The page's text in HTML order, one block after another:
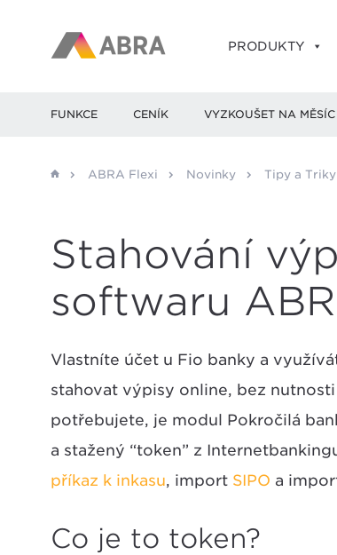
PRODUKTY
FUNKCE CENÍK VYZKOUŠET NA MĚSÍC
ABRA Flexi Novinky Tipy a Triky
Stahování
softwaru
Vlastníte účet u Fio banky a
stahovat výpisy online, bez
potřebujete, je modul Pokročilá
a stažený “token” z
příkaz k inkasu, import SIPO a
Co je to token?